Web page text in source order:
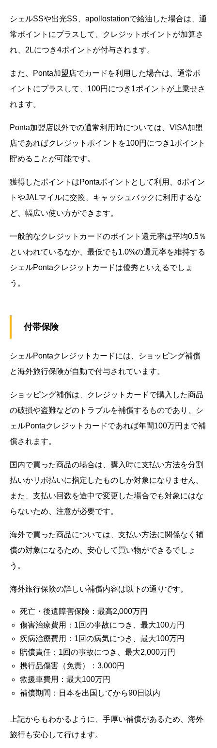
シェルSSや出光SS、apollostationで給油した場合は、通
常ポイントにプラスして、クレジットポイントが加算さ
れ、2Lにつき4ポイントが付与されます。
また、Ponta加盟店でカードを利用した場合は、通常ポ
イントにプラスして、100円につき1ポイントが上乗せさ
れます。
Ponta加盟店以外での通常利用時については、VISA加盟
店であればクレジットポイントを100円につき1ポイント
貯めることが可能です。
獲得したポイントはPontaポイントとして利用、dポイン
トやJALマイルに交換、キャッシュバックに利用するな
ど、幅広い使い方ができます。
一般的なクレジットカードのポイント還元率は平均0.5％
といわれているなか、最低でも1.0%の還元率を維持する
シェルPontaクレジットカードは優秀といえるでしょ
う。
付帯保険
シェルPontaクレジットカードには、ショッピング補償
と海外旅行保険が自動で付与されています。
ショッピング補償は、クレジットカードで購入した商品
の破損や盗難などのトラブルを補償するものであり、シ
ェルPontaクレジットカードであれば年間100万円まで補
償されます。
国内で買った商品の場合は、購入時に支払い方法を分割
払いかリボ払いに指定したものしか対象になりません。
また、支払い回数を途中で変更した場合でも対象にはな
らないため、注意が必要です。
海外で買った商品については、支払い方法に関係なく補
償の対象になるため、安心して買い物ができるでしょ
う。
海外旅行保険の詳しい補償内容は以下の通りです。
死亡・後遺障害保険：最高2,000万円
傷害治療費用：1回の事故につき、最大100万円
疾病治療費用：1回の病気につき、最大100万円
賠償責任：1回の事故につき、最大2,000万円
携行品傷害（免責）：3,000円
救援車費用：最大100万円
補償期間：日本を出国してから90日以内
上記からもわかるように、手厚い補償があるため、海外
旅行も安心して行けます。